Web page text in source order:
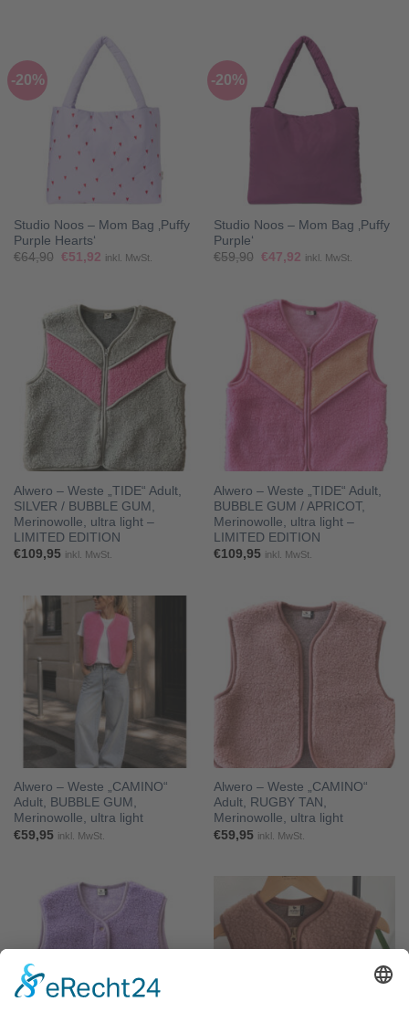
-20%
Studio Noos – Mom Bag ‚Puffy
Purple Hearts‘
€64,90 Ursprünglicher
€51,92Aktueller
inkl. MwSt.
-20%
Studio Noos – Mom Bag ‚Puffy
Purple‘
€59,90 Ursprünglicher
€47,92Aktueller
inkl. MwSt.
Alwero – Weste „TIDE“ Adult,
SILVER / BUBBLE GUM,
Merinowolle, ultra light –
LIMITED EDITION
€109,95 inkl. MwSt.
Alwero – Weste „TIDE“ Adult,
BUBBLE GUM / APRICOT,
Merinowolle, ultra light –
LIMITED EDITION
€109,95 inkl. MwSt.
Alwero – Weste „CAMINO“
Adult, BUBBLE GUM,
Merinowolle, ultra light
€59,95 inkl. MwSt.
Alwero – Weste „CAMINO“
Adult, RUGBY TAN,
Merinowolle, ultra light
€59,95 inkl. MwSt.